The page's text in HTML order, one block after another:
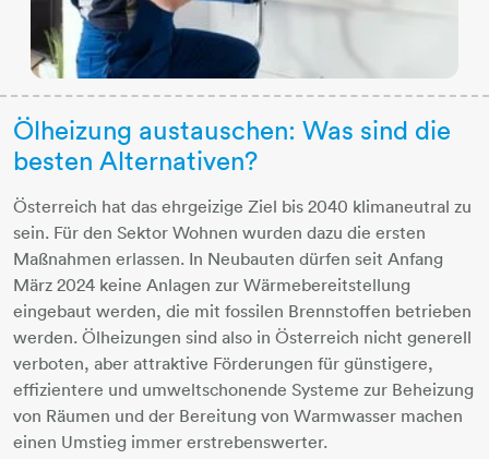
Ölheizung austauschen: Was sind die
besten Alternativen?
Österreich hat das ehrgeizige Ziel bis 2040 klimaneutral zu
sein. Für den Sektor Wohnen wurden dazu die ersten
Maßnahmen erlassen. In Neubauten dürfen seit Anfang
März 2024 keine Anlagen zur Wärmebereitstellung
eingebaut werden, die mit fossilen Brennstoffen betrieben
werden. Ölheizungen sind also in Österreich nicht generell
verboten, aber attraktive Förderungen für günstigere,
effizientere und umweltschonende Systeme zur Beheizung
von Räumen und der Bereitung von Warmwasser machen
einen Umstieg immer erstrebenswerter.